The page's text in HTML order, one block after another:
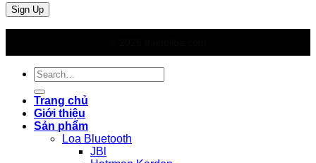
Search
for:
Trang chủ
Giới thiệu
Sản phẩm
Loa Bluetooth
JBl